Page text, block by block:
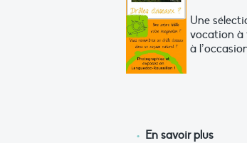
Une
vocation à
à
En savoir plus